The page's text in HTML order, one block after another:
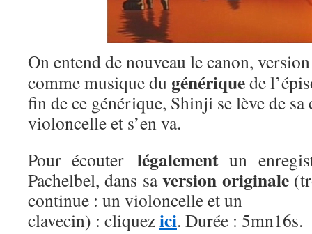
On entend de nouveau le canon,
comme musique du génériquede
fin de ce générique, Shinji se lève de sa
violoncelle et s’en va.
Pour écouter légalementun
Pachelbel, dans saversion originale
continue : un violoncelle et un
clavecin) : cliquezici. Durée : 5mn16s.